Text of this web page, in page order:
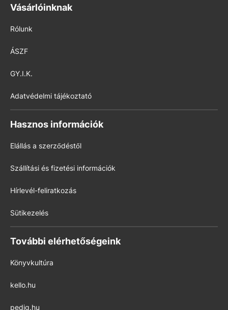
Vásárlóinknak
Rólunk
ÁSZF
GY.I.K.
Adatvédelmi tájékoztató
Hasznos információk
Elállás a szerződéstől
Szállítási és fizetési információk
Hírlevél-feliratkozás
Sütikezelés
További elérhetőségeink
Könyvkultúra
kello.hu
pedig.hu